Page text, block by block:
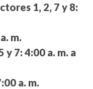
1, 2, 7 y 8:
m.
y 7: 4:00 a. m. a
a. m.